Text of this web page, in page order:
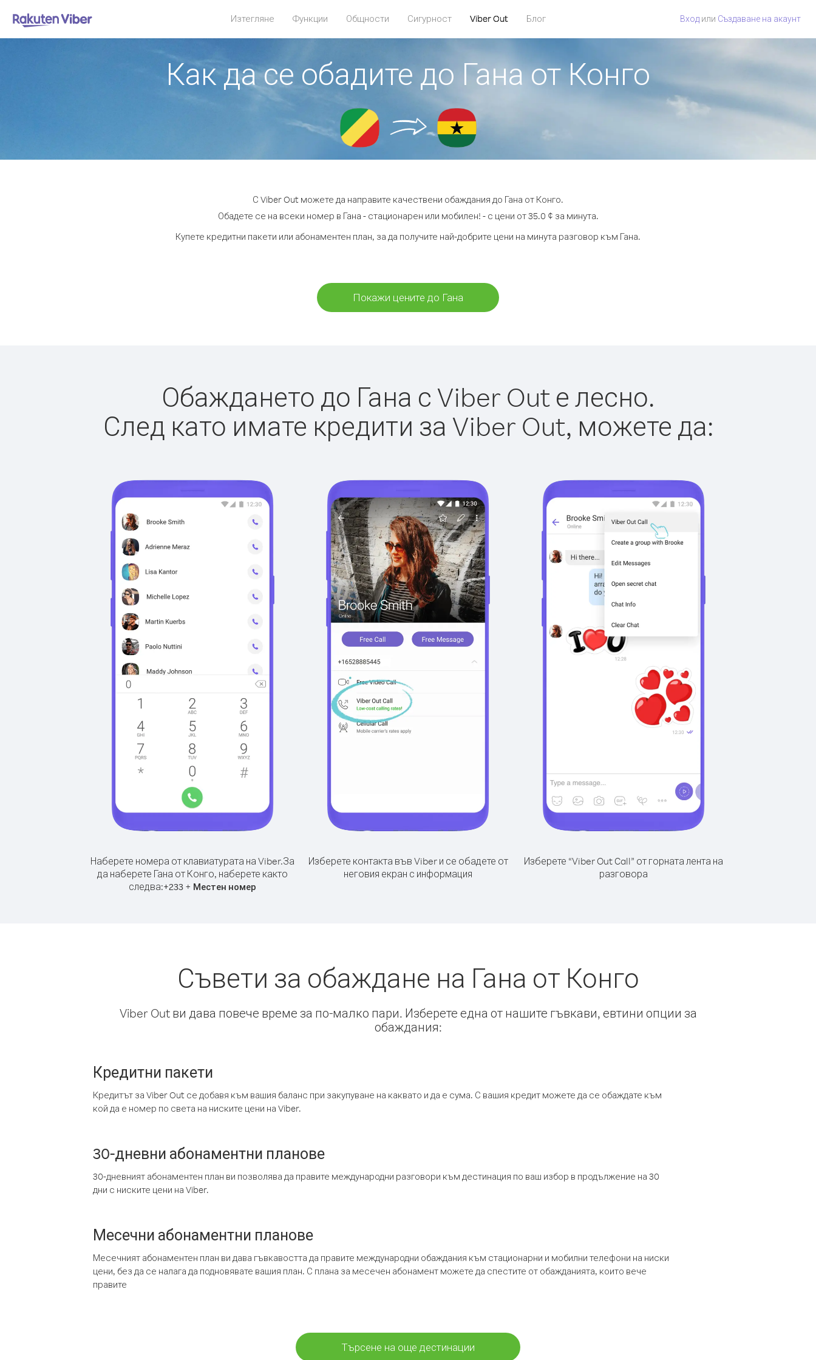
Изтегляне Функции Общности Сигурност Viber Out Блог Вход или Създаване на акаунт
Как да се обадите до Гана от Конго
С Viber Out можете да направите качествени обаждания до Гана от Конго.
Обадете се на всеки номер в Гана - стационарен или мобилен! - с цени от 35.0 ¢ за минута.
Купете кредитни пакети или абонаментен план, за да получите най-добрите цени на минута разговор към Гана.
Покажи цените до Гана
Обаждането до Гана с Viber Out е лесно.
След като имате кредити за Viber Out, можете да:
Наберете номера от клавиатурата на Viber.За
да наберете Гана от Конго, наберете както
следва:+233 + Местен номер
Изберете контакта във Viber и се обадете от
неговия екран с информация
Изберете “Viber Out Call” от горната лента на
разговора
Съвети за обаждане на Гана от Конго
Viber Out ви дава повече време за по-малко пари. Изберете една от нашите гъвкави, евтини опции за
обаждания:
Кредитни пакети
Кредитът за Viber Out се добавя към вашия баланс при закупуване на каквато и да е сума. С вашия кредит можете да се обаждате към
кой да е номер по света на ниските цени на Viber.
30-дневни абонаментни планове
30-дневният абонаментен план ви позволява да правите международни разговори към дестинация по ваш избор в продължение на 30
дни с ниските цени на Viber.
Месечни абонаментни планове
Месечният абонаментен план ви дава гъвкавостта да правите международни обаждания към стационарни и мобилни телефони на ниски
цени, без да се налага да подновявате вашия план. С плана за месечен абонамент можете да спестите от обажданията, които вече
правите
Търсене на още дестинации